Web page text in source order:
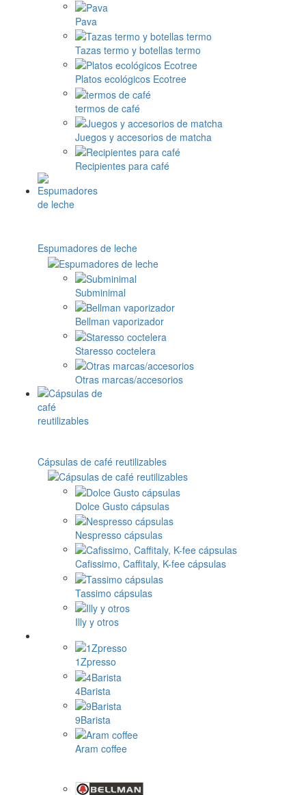
Pava
Tazas termo y botellas termo
Platos ecológicos Ecotree
termos de café
Juegos y accesorios de matcha
Recipientes para café
Espumadores de leche
Subminimal
Bellman vaporizador
Staresso coctelera
Otras marcas/accesorios
Cápsulas de café reutilizables
Dolce Gusto cápsulas
Nespresso cápsulas
Cafissimo, Caffitaly, K-fee cápsulas
Tassimo cápsulas
Illy y otros
1Zpresso
4Barista
9Barista
Aram coffee